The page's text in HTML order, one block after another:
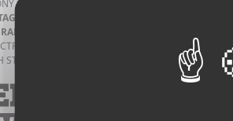
SCOTT BURNS, DANIEL WEISSENBERGER.
YOUTH, ANTHONY SCOTT BURNS.
STONE, LANDON LIBOIRON, CARLEE RYSKI.